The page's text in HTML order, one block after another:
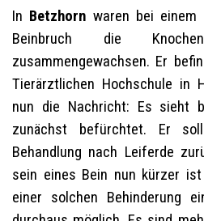
In Betzhorn waren bei einem
Beinbruch die
zusammengewachsen. Er
Tierärztlichen Hochschule in
nun die Nachricht: Es sieht
zunächst befürchtet. Er
Behandlung nach Leiferde
sein eines Bein nun kürzer
einer solchen Behinderung